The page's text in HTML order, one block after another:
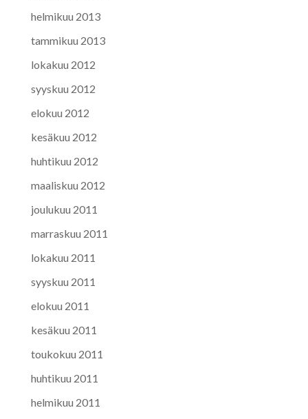
helmikuu 2013
tammikuu 2013
lokakuu 2012
syyskuu 2012
elokuu 2012
kesäkuu 2012
huhtikuu 2012
maaliskuu 2012
joulukuu 2011
marraskuu 2011
lokakuu 2011
syyskuu 2011
elokuu 2011
kesäkuu 2011
toukokuu 2011
huhtikuu 2011
helmikuu 2011